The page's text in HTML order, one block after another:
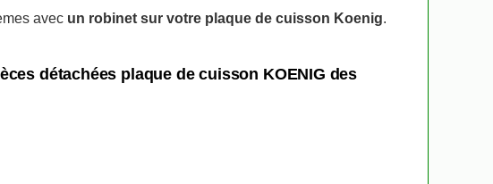
avec un robinet sur votre plaque de cuisson Koenig.
détachées plaque de cuisson KOENIG des